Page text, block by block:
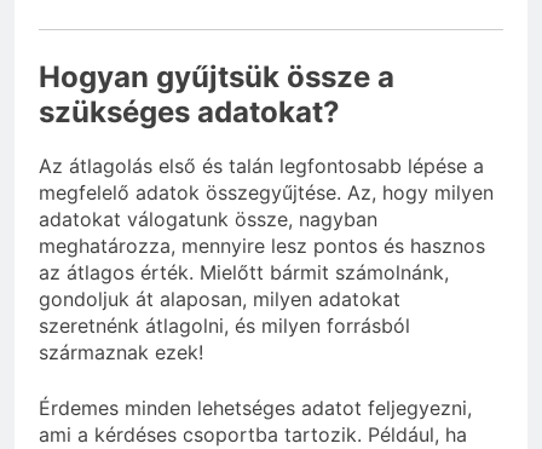
Hogyan gyűjtsük össze a
szükséges adatokat?
Az átlagolás első és talán legfontosabb lépése a
megfelelő adatok összegyűjtése. Az, hogy milyen
adatokat válogatunk össze, nagyban
meghatározza, mennyire lesz pontos és hasznos
az átlagos érték. Mielőtt bármit számolnánk,
gondoljuk át alaposan, milyen adatokat
szeretnénk átlagolni, és milyen forrásból
származnak ezek!
Érdemes minden lehetséges adatot feljegyezni,
ami a kérdéses csoportba tartozik. Például, ha